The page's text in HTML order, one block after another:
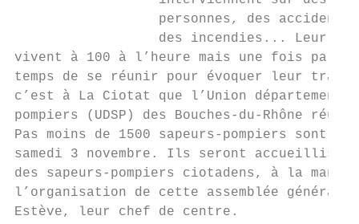
personnes, des
des incendies... Leur
vivent à 100 à l’heure mais une fois par
temps de se réunir pour évoquer leur
c’est à La Ciotat que l’Union
pompiers (UDSP) des Bouches-du-Rhône
Pas moins de 1500 sapeurs-pompiers
samedi 3 novembre. Ils seront
des sapeurs-pompiers ciotadens, à la
l’organisation de cette assemblée
Estève, leur chef de centre.